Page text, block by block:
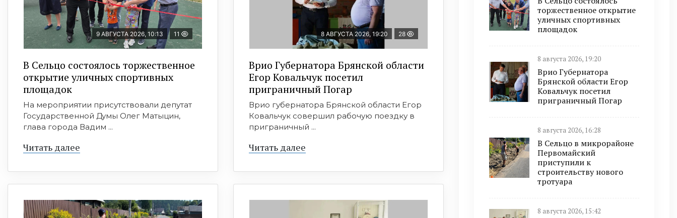
9 АВГУСТА 2026, 10:13 11
В Сельцо состоялось торжественное
открытие уличных спортивных
площадок
На мероприятии присутствовали депутат
Государственной Думы Олег Матыцин,
глава города Вадим ...
Читать далее
8 АВГУСТА 2026, 19:20 28
Врио Губернатора Брянской области
Егор Ковальчук посетил
приграничный Погар
Врио губернатора Брянской области Егор
Ковальчук совершил рабочую поездку в
приграничный ...
Читать далее
торжественное открытие
уличных спортивных
площадок
8 августа 2026, 19:20
Врио Губернатора
Брянской области Егор
Ковальчук посетил
приграничный Погар
8 августа 2026, 16:28
В Сельцо в микрорайоне
Первомайский
приступили к
строительству нового
тротуара
8 августа 2026, 15:42